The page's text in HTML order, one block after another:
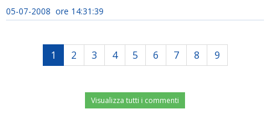
05-07-2008 ore 14:31:39
1 2 3 4 5 6 7 8 9
Visualizza tutti i commenti